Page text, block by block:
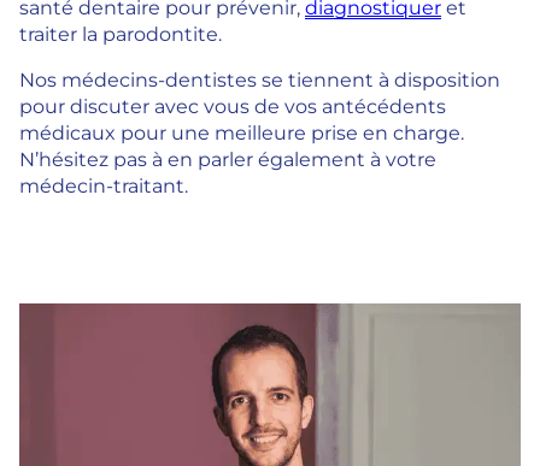
santé dentaire pour prévenir, diagnostiquer et
traiter la parodontite.
Nos médecins-dentistes se tiennent à disposition
pour discuter avec vous de vos antécédents
médicaux pour une meilleure prise en charge.
N’hésitez pas à en parler également à votre
médecin-traitant.